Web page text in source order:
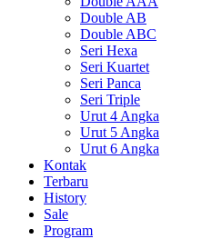
Double AB
Double ABC
Seri Hexa
Seri Kuartet
Seri Panca
Seri Triple
Urut 4 Angka
Urut 5 Angka
Urut 6 Angka
Kontak
Terbaru
History
Sale
Program